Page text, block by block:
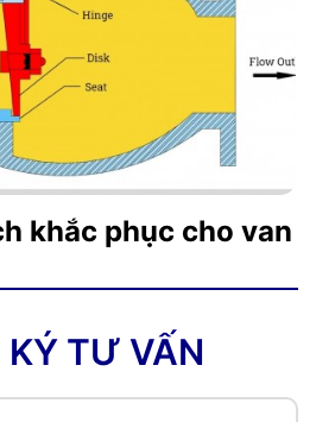
khắc phục cho van
TƯ VẤN